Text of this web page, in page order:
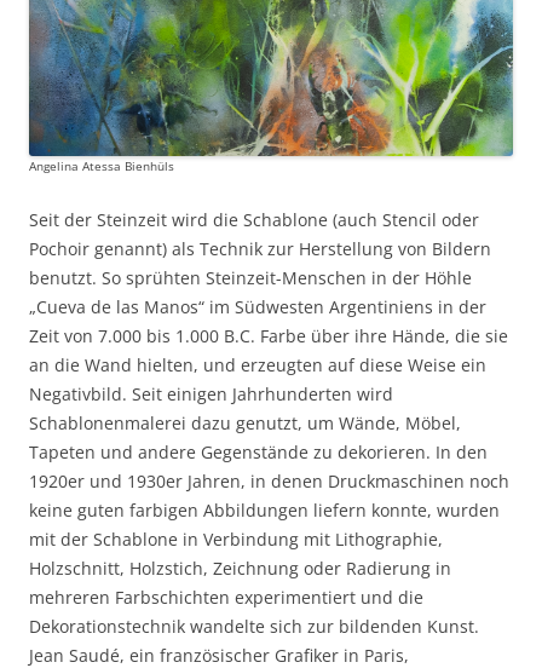
Angelina Atessa Bienhüls
Seit der Steinzeit wird die Schablone (auch Stencil oder
Pochoir genannt) als Technik zur Herstellung von Bildern
benutzt. So sprühten Steinzeit-Menschen in der Höhle
„Cueva de las Manos“ im Südwesten Argentiniens in der
Zeit von 7.000 bis 1.000 B.C. Farbe über ihre Hände, die sie
an die Wand hielten, und erzeugten auf diese Weise ein
Negativbild. Seit einigen Jahrhunderten wird
Schablonenmalerei dazu genutzt, um Wände, Möbel,
Tapeten und andere Gegenstände zu dekorieren. In den
1920er und 1930er Jahren, in denen Druckmaschinen noch
keine guten farbigen Abbildungen liefern konnte, wurden
mit der Schablone in Verbindung mit Lithographie,
Holzschnitt, Holzstich, Zeichnung oder Radierung in
mehreren Farbschichten experimentiert und die
Dekorationstechnik wandelte sich zur bildenden Kunst.
Jean Saudé, ein französischer Grafiker in Paris,